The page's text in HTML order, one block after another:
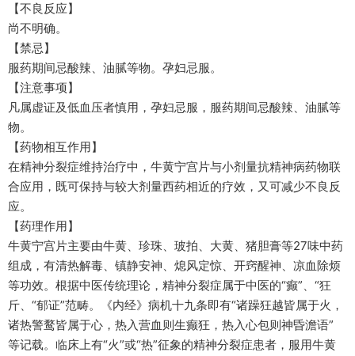
【不良反应】
尚不明确。
【禁忌】
服药期间忌酸辣、油腻等物。孕妇忌服。
【注意事项】
凡属虚证及低血压者慎用，孕妇忌服，服药期间忌酸辣、油腻等
物。
【药物相互作用】
在精神分裂症维持治疗中，牛黄宁宫片与小剂量抗精神病药物联
合应用，既可保持与较大剂量西药相近的疗效，又可减少不良反
应。
【药理作用】
牛黄宁宫片主要由牛黄、珍珠、玻拍、大黄、猪胆膏等27味中药
组成，有清热解毒、镇静安神、熄风定惊、开窍醒神、凉血除烦
等功效。根据中医传统理论，精神分裂症属于中医的“癫”、“狂
斤、“郁证”范畴。《内经》病机十九条即有“诸躁狂越皆属于火，
诸热警鹜皆属于心，热入营血则生癫狂，热入心包则神昏澹语”
等记载。临床上有“火”或“热”征象的精神分裂症患者，服用牛黄